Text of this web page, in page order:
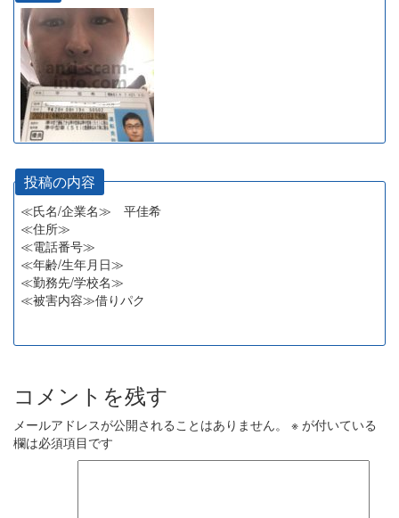
投稿の内容
≪氏名/企業名≫ 平佳希
≪住所≫
≪電話番号≫
≪年齢/生年月日≫
≪勤務先/学校名≫
≪被害内容≫借りパク
コメントを残す
メールアドレスが公開されることはありません。 ※ が付いている
欄は必須項目です